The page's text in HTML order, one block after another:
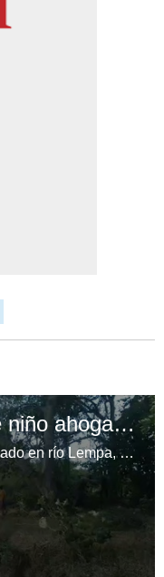
Recuperan cadáver de niño ahogado en río Lempa, Ocotepeque
Recuperan cadáver de niño ahogado en río Lempa, Ocotepeque